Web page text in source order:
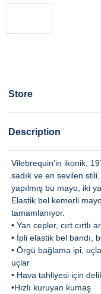
Store
Description
Vilebrequin’in ikonik,
sadık ve en sevilen
yapılmış bu mayo, iki
Elastik bel kemerli
tamamlanıyor.
• Yan cepler, cırt cırtlı
• İpli elastik bel bandı,
• Örgü bağlama ipi,
uçlar
• Hava tahliyesi için
•Hızlı kuruyan kumaş